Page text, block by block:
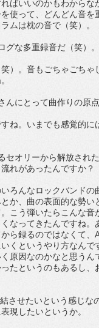
ばいいのかもわからな
使って、どんどん音を
ムは枕の音で（笑）。
グな多重録音だ（笑）。
）。音もごちゃごちゃ
んにとって曲作りの原
ね。いまでも感覚的に
セオリーから解放され
れがあったんですか？
ろんなロックバンドの
か、曲の表面的な勢い
こう弾いたらこんな音
なってきたんですね。
ら録るのではなくて、
くというやり方なんで
原因なのかなと思うん
たというのもあるし、
させたいという感じな
現したいというか。